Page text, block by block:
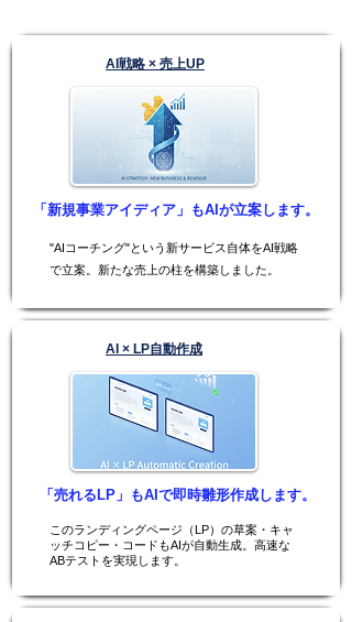
AI戦略 × 売上UP
「新規事業アイディア」もAIが立案します。
"AIコーチング"という新サービス自体をAI戦略
で立案。新たな売上の柱を構築しました。
AI × LP自動作成
「売れるLP」もAIで即時雛形作成します。
このランディングページ（LP）の草案・キャ
ッチコピー・コードもAIが自動生成。高速な
ABテストを実現します。